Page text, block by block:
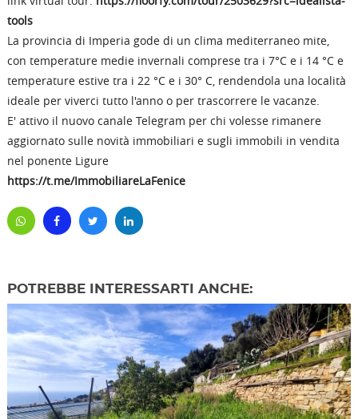
tools
La provincia di Imperia gode di un clima mediterraneo mite,
con temperature medie invernali comprese tra i 7°C e i 14 °C e
temperature estive tra i 22 °C e i 30° C, rendendola una località
ideale per viverci tutto l'anno o per trascorrere le vacanze.
E' attivo il nuovo canale Telegram per chi volesse rimanere
aggiornato sulle novità immobiliari e sugli immobili in vendita
nel ponente Ligure
https://t.me/ImmobiliareLaFenice
POTREBBE INTERESSARTI ANCHE: